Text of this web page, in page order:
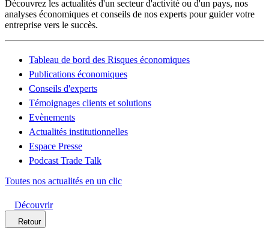
Découvrez les actualités d'un secteur d'activité ou d'un pays, nos
analyses économiques et conseils de nos experts pour guider votre
entreprise vers le succès.
Tableau de bord des Risques économiques
Publications économiques
Conseils d'experts
Témoignages clients et solutions
Evènements
Actualités institutionnelles
Espace Presse
Podcast Trade Talk
Toutes nos actualités en un clic
Découvrir
Retour